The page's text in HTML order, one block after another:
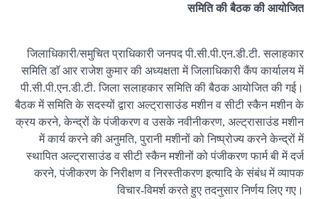
समिति की बैठक की आयोजित
जिलाधिकारी/समुचित प्राधिकारी जनपद पी.सी.पी.एन.डी.टी. सलाहकार
समिति डाॅ आर राजेश कुमार की अध्यक्षता में जिलाधिकारी कैंप कार्यालय में
पी.सी.पी.एन.डी.टी. जिला सलाहकार समिति की बैठक आयोजित की गई।
बैठक में समिति के सदस्यों द्वारा अल्ट्रासाउंड मशीन व सीटी स्कैन मशीन के
क्रय करने, केन्द्रों के पंजीकरण व उसके नवीनीकरण, अल्ट्रासाउंड मशीन
में कार्य करने की अनुमति, पुरानी मशीनों को निष्प्रोज्य करने केन्द्रों में
स्थापित अल्ट्रासाउंड व सीटी स्कैन मशीनों को पंजीकरण फार्म बी में दर्ज
करने, पंजीकरण के निरीक्षण व निरस्तीकरण इत्यादि के संबंध में व्यापक
विचार-विमर्श करते हुए तदनुसार निर्णय लिए गए।